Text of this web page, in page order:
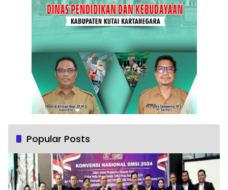
Popular Posts